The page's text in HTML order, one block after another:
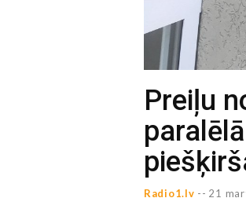
Preiļu
Radio1.lv -- 21